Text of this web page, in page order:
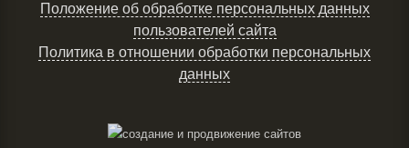
Положение об обработке персональных данных
пользователей сайта
Политика в отношении обработки персональных
данных